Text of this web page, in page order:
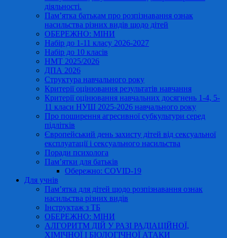
діяльності.
Пам’ятка батькам про розпізнавання ознак
насильства різних видів щодо дітей
ОБЕРЕЖНО: МІНИ
Набір до 1-11 класу 2026-2027
Набір до 10 класів
НМТ 2025/2026
ДПА 2026
Структура навчального року
Критерії оцінювання результатів навчання
Критерії оцінювання навчальних досягнень 1-4, 5-
11 класи НУШ 2025-2026 навчального року
Про поширення агресивної субкультури серед
підлітків
Європейський день захисту дітей від сексуальної
експлуатації і сексуального насильства
Поради психолога
Пам’ятки для батьків
Обережно: COVID-19
Для учнів
Пам’ятка для дітей щодо розпізнавання ознак
насильства різних видів
Інструктаж з ТБ
ОБЕРЕЖНО: МІНИ
АЛГОРИТМ ДІЙ У РАЗІ РАДІАЦІЙНОЇ,
ХІМІЧНОЇ І БІОЛОГІЧНОЇ АТАКИ